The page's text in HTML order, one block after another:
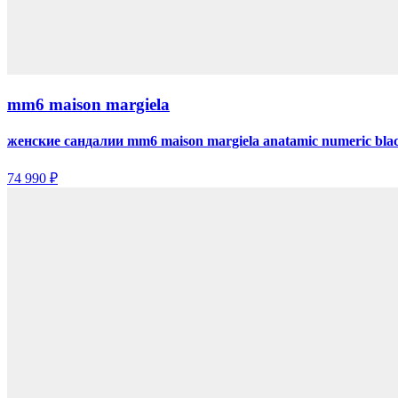
mm6 maison margiela
женские сандалии mm6 maison margiela anatamic numeric
74 990 ₽